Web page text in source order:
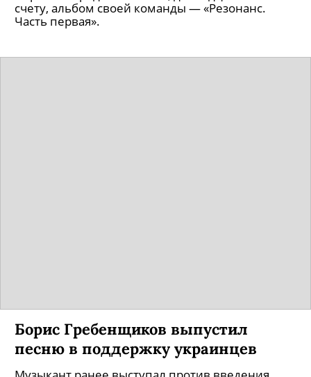
счету, альбом своей команды — «Резонанс.
Часть первая».
Борис Гребенщиков выпустил
песню в поддержку украинцев